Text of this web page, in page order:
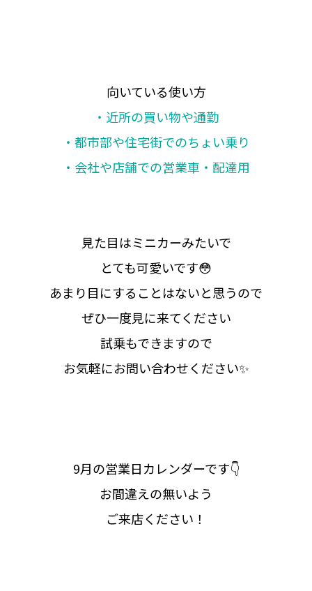
向いている使い方
・近所の買い物や通勤
・都市部や住宅街でのちょい乗り
・会社や店舗での営業車・配達用
見た目はミニカーみたいで
とても可愛いです😳
あまり目にすることはないと思うので
ぜひ一度見に来てください
試乗もできますので
お気軽にお問い合わせください✨
9月の営業日カレンダーです👇
お間違えの無いよう
ご来店ください！